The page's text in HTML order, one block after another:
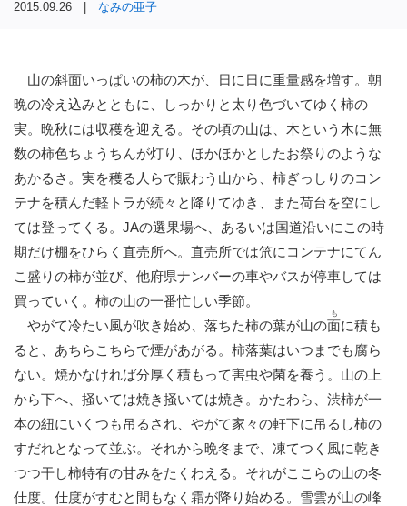
2015.09.26 | なみの亜子
山の斜面いっぱいの柿の木が、日に日に重量感を増す。朝
晩の冷え込みとともに、しっかりと太り色づいてゆく柿の
実。晩秋には収穫を迎える。その頃の山は、木という木に無
数の柿色ちょうちんが灯り、ほかほかとしたお祭りのような
あかるさ。実を穫る人らで賑わう山から、柿ぎっしりのコン
テナを積んだ軽トラが続々と降りてゆき、また荷台を空にし
ては登ってくる。JAの選果場へ、あるいは国道沿いにこの時
期だけ棚をひらく直売所へ。直売所では笊にコンテナにてん
こ盛りの柿が並び、他府県ナンバーの車やバスが停車しては
買っていく。柿の山の一番忙しい季節。
やがて冷たい風が吹き始め、落ちた柿の葉が山の面
も
に積も
ると、あちらこちらで煙があがる。柿落葉はいつまでも腐ら
ない。焼かなければ分厚く積もって害虫や菌を養う。山の上
から下へ、掻いては焼き掻いては焼き。かたわら、渋柿が一
本の紐にいくつも吊るされ、やがて家々の軒下に吊るし柿の
すだれとなって並ぶ。それから晩冬まで、凍てつく風に乾き
つつ干し柿特有の甘みをたくわえる。それがここらの山の冬
仕度。仕度がすむと間もなく霜が降り始める。雪雲が山の峰